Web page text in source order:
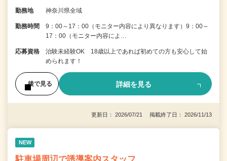
勤務地 神奈川県全域
勤務時間
9：00～17：00（モニター内容により異なります）9：00～
17：00（モニター内容によ…
応募資格
治験未経験OK 18歳以上であれば初めての方も安心して始
められます！
後で見る 詳細を見る
更新日： 2026/07/21 掲載終了日： 2026/11/13
NEW